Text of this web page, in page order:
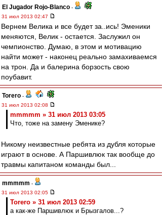
El Jugador Rojo-Blanco -
31 июл 2013 02:47
Вернем Велика и все будет за..ись! Эменики
меняются, Велик - остается. Заслужил он
чемпионство. Думаю, в этом и мотивацию
найти может - наконец реально замахиваемся
на трон. Да и балерина борзость свою
поубавит.
Torero -
31 июл 2013 02:08
mmmmm » 31 июл 2013 03:05
Что, тоже на замену Эменике?
Никому неизвестные ребята из дубля которые
играют в основе. А Паршивлюк так вообще до
травмы капитаном команды был...
mmmmm -
31 июл 2013 02:05
Torero » 31 июл 2013 02:59
а как-же Паршивлюк и Брызгалов...?